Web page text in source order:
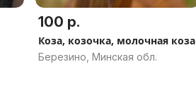
100 р.
Коза, козочка, молочная коза
Березино, Минская обл.